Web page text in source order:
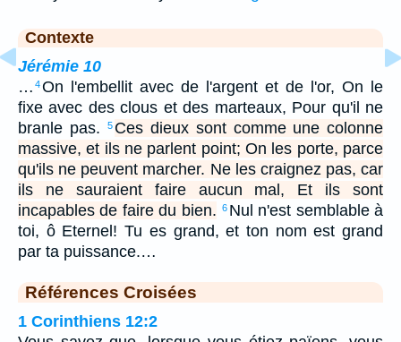
Contexte
Jérémie 10
… 4On l'embellit avec de l'argent et de l'or, On le
fixe avec des clous et des marteaux, Pour qu'il ne
branle pas.
5 Ces dieux sont comme une colonne
massive, et ils ne parlent point; On les porte, parce
qu'ils ne peuvent marcher. Ne les craignez pas, car
ils ne sauraient faire aucun mal, Et ils sont
incapables de faire du bien. 6 Nul n'est semblable à
toi, ô Eternel! Tu es grand, et ton nom est grand
par ta puissance.…
Références Croisées
1 Corinthiens 12:2